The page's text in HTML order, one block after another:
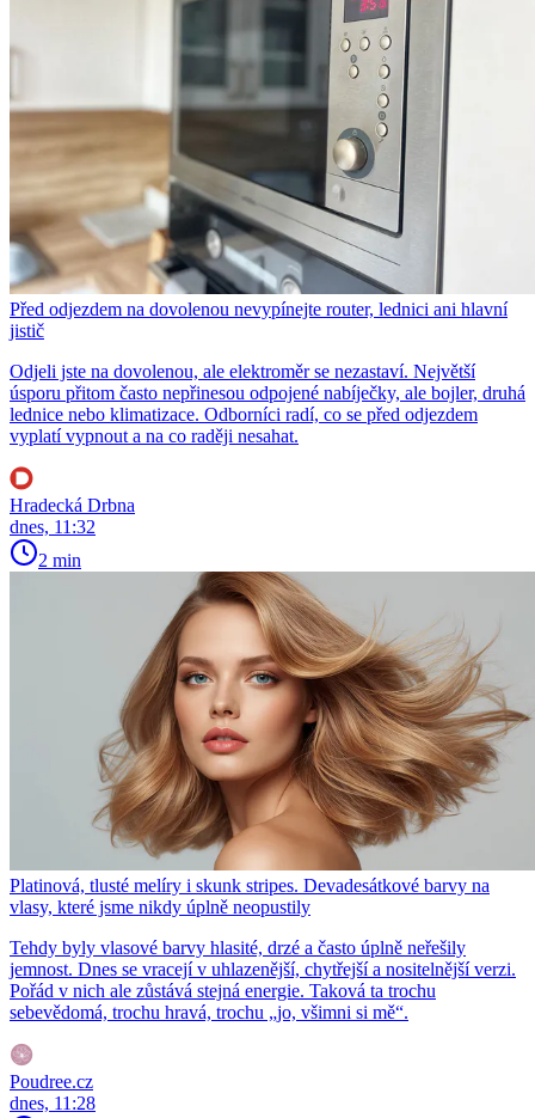
Před odjezdem na dovolenou nevypínejte router, lednici ani hlavní
jistič
Odjeli jste na dovolenou, ale elektroměr se nezastaví. Největší
úsporu přitom často nepřinesou odpojené nabíječky, ale bojler, druhá
lednice nebo klimatizace. Odborníci radí, co se před odjezdem
vyplatí vypnout a na co raději nesahat.
Hradecká Drbna
dnes, 11:32
2 min
Platinová, tlusté melíry i skunk stripes. Devadesátkové barvy na
vlasy, které jsme nikdy úplně neopustily
Tehdy byly vlasové barvy hlasité, drzé a často úplně neřešily
jemnost. Dnes se vracejí v uhlazenější, chytřejší a nositelnější verzi.
Pořád v nich ale zůstává stejná energie. Taková ta trochu
sebevědomá, trochu hravá, trochu „jo, všimni si mě“.
Poudree.cz
dnes, 11:28